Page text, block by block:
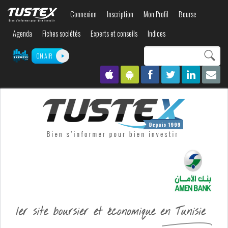
contenu
Connexion Inscription Mon Profil
Bourse
Agenda
Fiches sociétés Experts et conseils Indices
ON AIR
recherche